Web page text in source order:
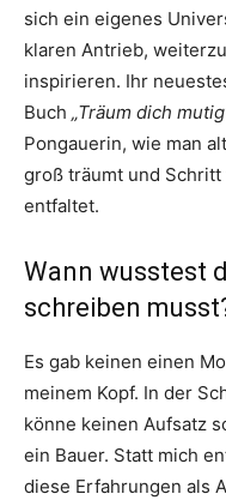
sich ein eigenes
klaren Antrieb,
inspirieren. Ihr
Buch „Träum dich
Pongauerin, wie man
groß träumt und
entfaltet.
Wann wusstest
schreiben
Es gab keinen einen
meinem Kopf. In der
könne keinen Aufsatz
ein Bauer. Statt mich
diese Erfahrungen als